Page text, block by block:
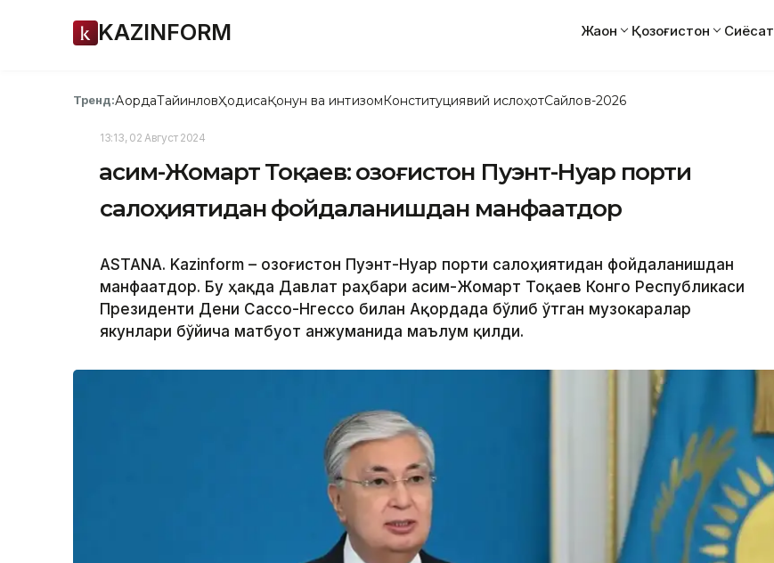
KAZINFORM Жаҳон Қозоғистон Сиёсат
Тренд:АқордаТайинловҲодисаҚонун ва интизомКонституциявий ислоҳотСайлов-2026
13:13, 02 Август 2024
Қасим-Жомарт Тоқаев: Қозоғистон Пуэнт-Нуар порти
салоҳиятидан фойдаланишдан манфаатдор
ASTANA. Kazinform – Қозоғистон Пуэнт-Нуар порти салоҳиятидан фойдаланишдан
манфаатдор. Бу ҳақда Давлат раҳбари Қасим-Жомарт Тоқаев Конго Республикаси
Президенти Дени Сассо-Нгессо билан Ақордада бўлиб ўтган музокаралар
якунлари бўйича матбуот анжуманида маълум қилди.